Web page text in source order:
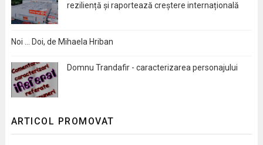
reziliență și raportează creștere internațională
Noi … Doi, de Mihaela Hriban
Domnu Trandafir - caracterizarea personajului
ARTICOL PROMOVAT